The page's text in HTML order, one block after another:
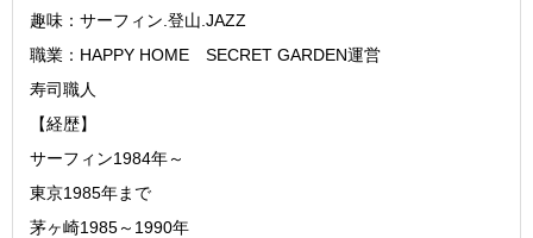
趣味：サーフィン.登山.JAZZ
職業：HAPPY HOME SECRET GARDEN運営
寿司職人
【経歴】
サーフィン1984年～
東京1985年まで
茅ヶ崎1985～1990年